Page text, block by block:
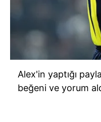
Alex'in yaptığı
beğeni ve yorum